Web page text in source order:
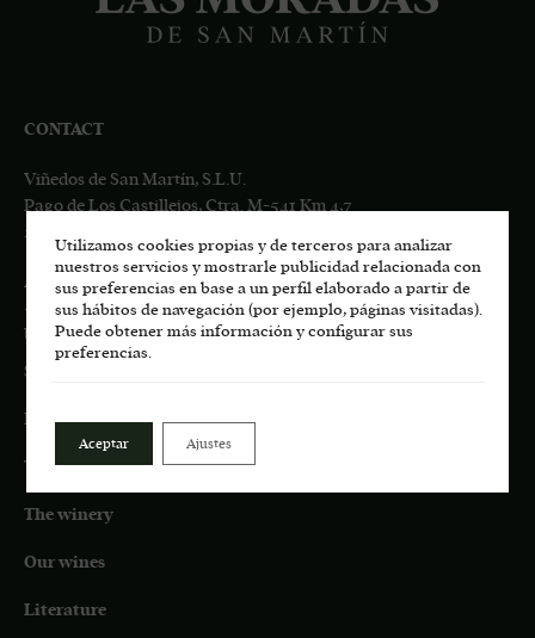
CONTACT
Viñedos de San Martín, S.L.U.
Pago de Los Castillejos, Ctra. M-541 Km 4,7
28680 San Martín de Valdeiglesias, MADRID
About us:
+34 687 45 72 35
bodega.lasmoradas@grupoenate.es
Shop
Eco
Terroir
The winery
Our wines
Literature
Utilizamos cookies propias y de terceros para analizar
nuestros servicios y mostrarle publicidad relacionada con
sus preferencias en base a un perfil elaborado a partir de
sus hábitos de navegación (por ejemplo, páginas visitadas).
Puede obtener más información y configurar sus
preferencias.
Aceptar Ajustes